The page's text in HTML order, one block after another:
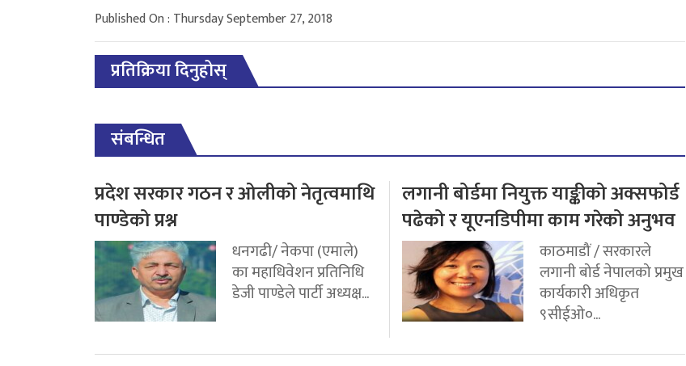
Published On : Thursday September 27, 2018
प्रतिक्रिया दिनुहोस्
संबन्धित
प्रदेश सरकार गठन र ओलीको नेतृत्वमाथि
पाण्डेको प्रश्न
धनगढी/ नेकपा (एमाले)
का महाधिवेशन प्रतिनिधि
डेजी पाण्डेले पार्टी अध्यक्ष...
लगानी बोर्डमा नियुक्त याङ्कीको अक्सफोर्ड
पढेको र यूएनडिपीमा काम गरेको अनुभव
काठमाडौं / सरकारले
लगानी बोर्ड नेपालको प्रमुख
कार्यकारी अधिकृत
९सीईओ०...